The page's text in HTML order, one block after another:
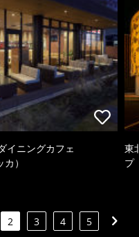
イニングカフェ
）
東
プ
2 3 4 5